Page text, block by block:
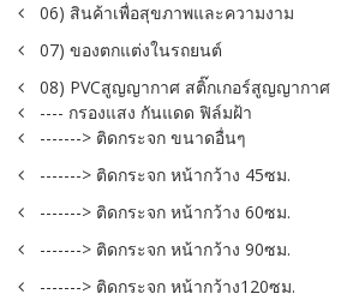
06) สินค้าเพื่อสุขภาพและความงาม
07) ของตกแต่งในรถยนต์
08) PVCสูญญากาศ สติ๊กเกอร์สูญญากาศ
---- กรองแสง กันแดด ฟิล์มฝ้า
-------> ติดกระจก ขนาดอื่นๆ
-------> ติดกระจก หน้ากว้าง 45ซม.
-------> ติดกระจก หน้ากว้าง 60ซม.
-------> ติดกระจก หน้ากว้าง 90ซม.
-------> ติดกระจก หน้ากว้าง120ซม.